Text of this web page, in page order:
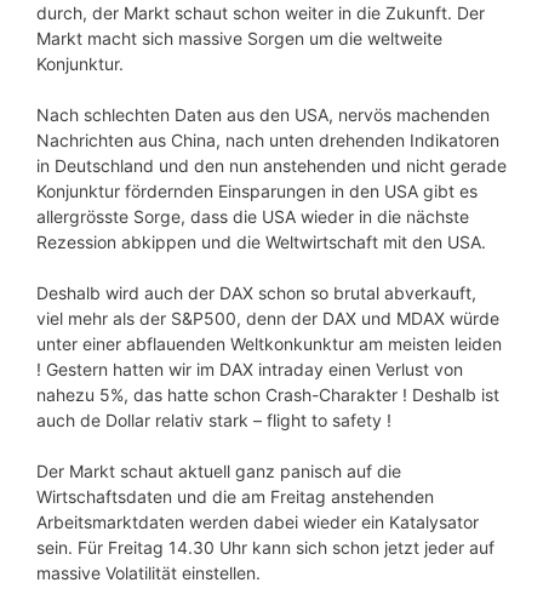
durch, der Markt schaut schon weiter in die Zukunft. Der
Markt macht sich massive Sorgen um die weltweite
Konjunktur.
Nach schlechten Daten aus den USA, nervös machenden
Nachrichten aus China, nach unten drehenden Indikatoren
in Deutschland und den nun anstehenden und nicht gerade
Konjunktur fördernden Einsparungen in den USA gibt es
allergrösste Sorge, dass die USA wieder in die nächste
Rezession abkippen und die Weltwirtschaft mit den USA.
Deshalb wird auch der DAX schon so brutal abverkauft,
viel mehr als der S&P500, denn der DAX und MDAX würde
unter einer abflauenden Weltkonkunktur am meisten leiden
! Gestern hatten wir im DAX intraday einen Verlust von
nahezu 5%, das hatte schon Crash-Charakter ! Deshalb ist
auch de Dollar relativ stark – flight to safety !
Der Markt schaut aktuell ganz panisch auf die
Wirtschaftsdaten und die am Freitag anstehenden
Arbeitsmarktdaten werden dabei wieder ein Katalysator
sein. Für Freitag 14.30 Uhr kann sich schon jetzt jeder auf
massive Volatilität einstellen.